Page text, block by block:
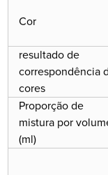
Cor
resultado de
correspondência
cores
Proporção de
mistura por
(ml)